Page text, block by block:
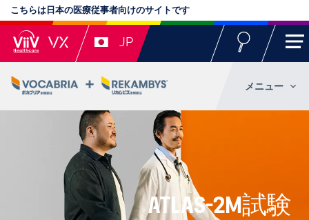
こちらは日本の医療従事者向けのサイトです
JP
メニュー
ATLAS-2M試験